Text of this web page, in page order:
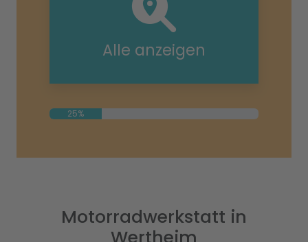
Alle anzeigen
25%
Motorradwerkstatt in